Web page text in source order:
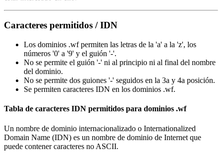
Caracteres permitidos / IDN
Los dominios .wf permiten las letras de la 'a' a la 'z', los
números '0' a '9' y el guión '-'.
No se permite el guión '-' ni al principio ni al final del nombre
del dominio.
No se permite dos guiones '-' seguidos en la 3a y 4a posición.
Se permiten caracteres IDN en los dominios .wf.
Tabla de caracteres IDN permitidos para dominios .wf
Un nombre de dominio internacionalizado o Internationalized
Domain Name (IDN) es un nombre de dominio de Internet que
puede contener caracteres no ASCII.